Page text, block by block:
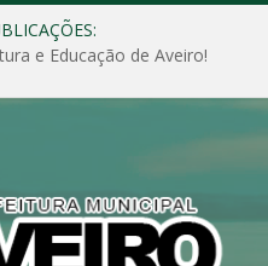
e Educação de Aveiro!